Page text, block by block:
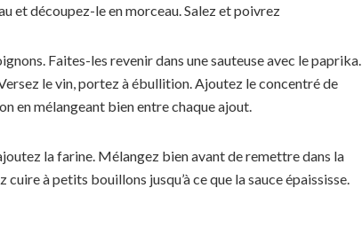
et découpez-le en morceau. Salez et poivrez
Faites-les revenir dans une sauteuse avec le paprika.
le vin, portez à ébullition. Ajoutez le concentré de
en mélangeant bien entre chaque ajout.
la farine. Mélangez bien avant de remettre dans la
à petits bouillons jusqu’à ce que la sauce épaississe.